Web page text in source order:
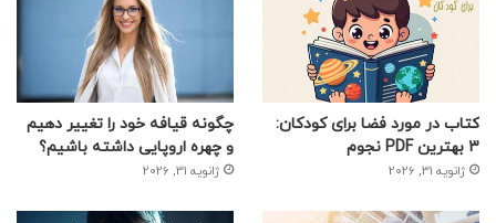
کتاب در مورد فضا برای کودکان:
3 بهترین PDF نجوم
ژانویه 31, 2026
چگونه قیافه خود را تغییر دهیم
و چهره اروپایی داشته باشیم؟
ژانویه 31, 2026